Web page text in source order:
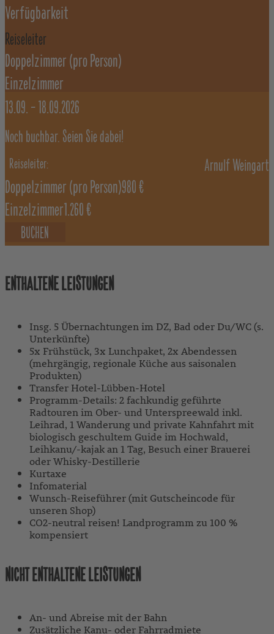
Verfügbarkeit
Reiseleiter
Doppelzimmer (pro Person)
Einzelzimmer
13.09. –18.09.2026
Noch buchbar. Seien Sie dabei!
Arnulf Weingart
Doppelzimmer (pro Person)980 €
Einzelzimmer1.260 €
BUCHEN
ENTHALTENE LEISTUNGEN
Insg. 5 Übernachtungen im DZ, Bad oder Du/WC (s.
Unterkünfte)
5x Frühstück, 3x Lunchpaket, 2x Abendessen
(mehrgängig, regionale Küche aus saisonalen
Produkten)
Transfer Hotel-Lübben-Hotel
Programm-Details: 2 fachkundig geführte
Radtouren im Ober- und Unterspreewald inkl.
Leihrad, 1 Wanderung und private Kahnfahrt mit
biologisch geschultem Guide im Hochwald,
Leihkanu/-kajak an 1 Tag, Besuch einer Brauerei
oder Whisky-Destillerie
Kurtaxe
Infomaterial
Wunsch-Reiseführer (mit Gutscheincode für
unseren Shop)
CO2-neutral reisen! Landprogramm zu 100 %
kompensiert
NICHT ENTHALTENE LEISTUNGEN
An- und Abreise mit der Bahn
Zusätzliche Kanu- oder Fahrradmiete